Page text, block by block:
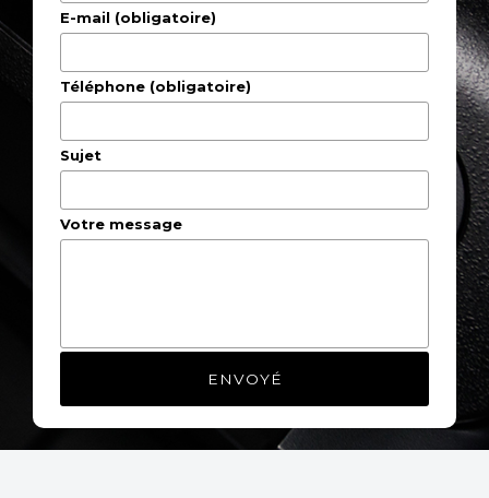
E-mail (obligatoire)
Téléphone (obligatoire)
Sujet
Votre message